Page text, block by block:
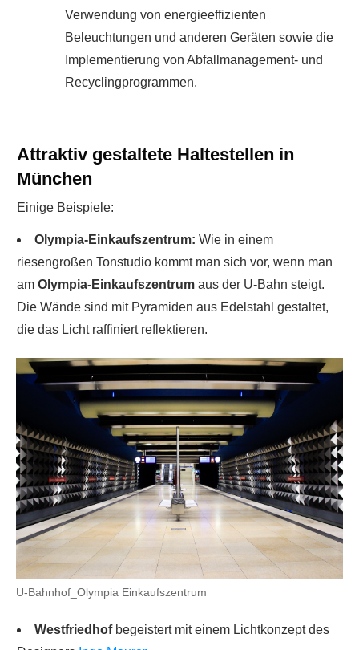
Verwendung von energieeffizienten
Beleuchtungen und anderen Geräten sowie die
Implementierung von Abfallmanagement- und
Recyclingprogrammen.
Attraktiv gestaltete Haltestellen in
München
Einige Beispiele:
Olympia-Einkaufszentrum: Wie in einem
riesengroßen Tonstudio kommt man sich vor, wenn man
am Olympia-Einkaufszentrum aus der U-Bahn steigt.
Die Wände sind mit Pyramiden aus Edelstahl gestaltet,
die das Licht raffiniert reflektieren.
U-Bahnhof_Olympia Einkaufszentrum
Westfriedhofbegeistert mit einem Lichtkonzept des